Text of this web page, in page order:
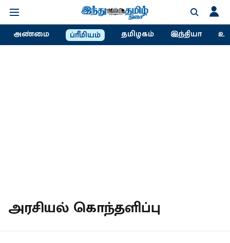
அண்மை ப்ரீமியம் தமிழகம் இந்தியா
அரசியல் கொந்தளிப்பு